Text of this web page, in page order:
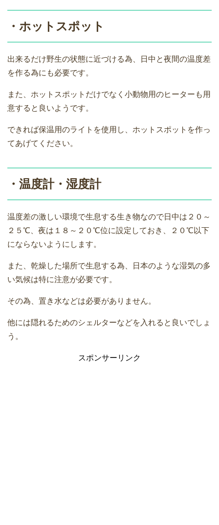
・ホットスポット
出来るだけ野生の状態に近づける為、日中と夜間の温度差
を作る為にも必要です。
また、ホットスポットだけでなく小動物用のヒーターも用
意すると良いようです。
できれば保温用のライトを使用し、ホットスポットを作っ
てあげてください。
・温度計・湿度計
温度差の激しい環境で生息する生き物なので日中は２０～
２５℃、夜は１８～２０℃位に設定しておき、２０℃以下
にならないようにします。
また、乾燥した場所で生息する為、日本のような湿気の多
い気候は特に注意が必要です。
その為、置き水などは必要がありません。
他には隠れるためのシェルターなどを入れると良いでしょ
う。
スポンサーリンク